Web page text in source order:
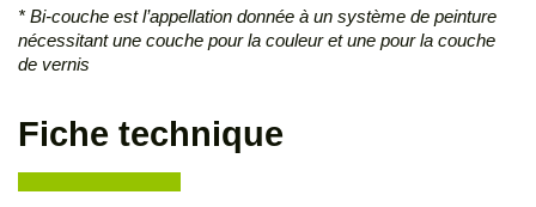
* Bi-couche est l’appellation donnée à un système de peinture
nécessitant une couche pour la couleur et une pour la couche
de vernis
Fiche technique